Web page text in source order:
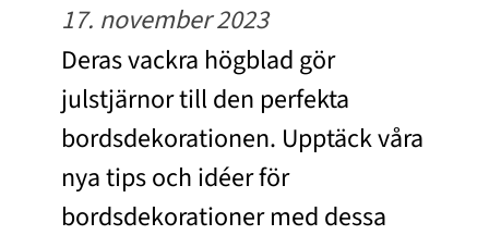
17. november 2023
Deras vackra högblad gör
julstjärnor till den perfekta
bordsdekorationen. Upptäck våra
nya tips och idéer för
bordsdekorationer med dessa